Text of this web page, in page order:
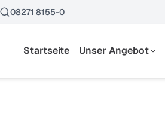
08271 8155-0
Startseite Unser Angebot
Essen